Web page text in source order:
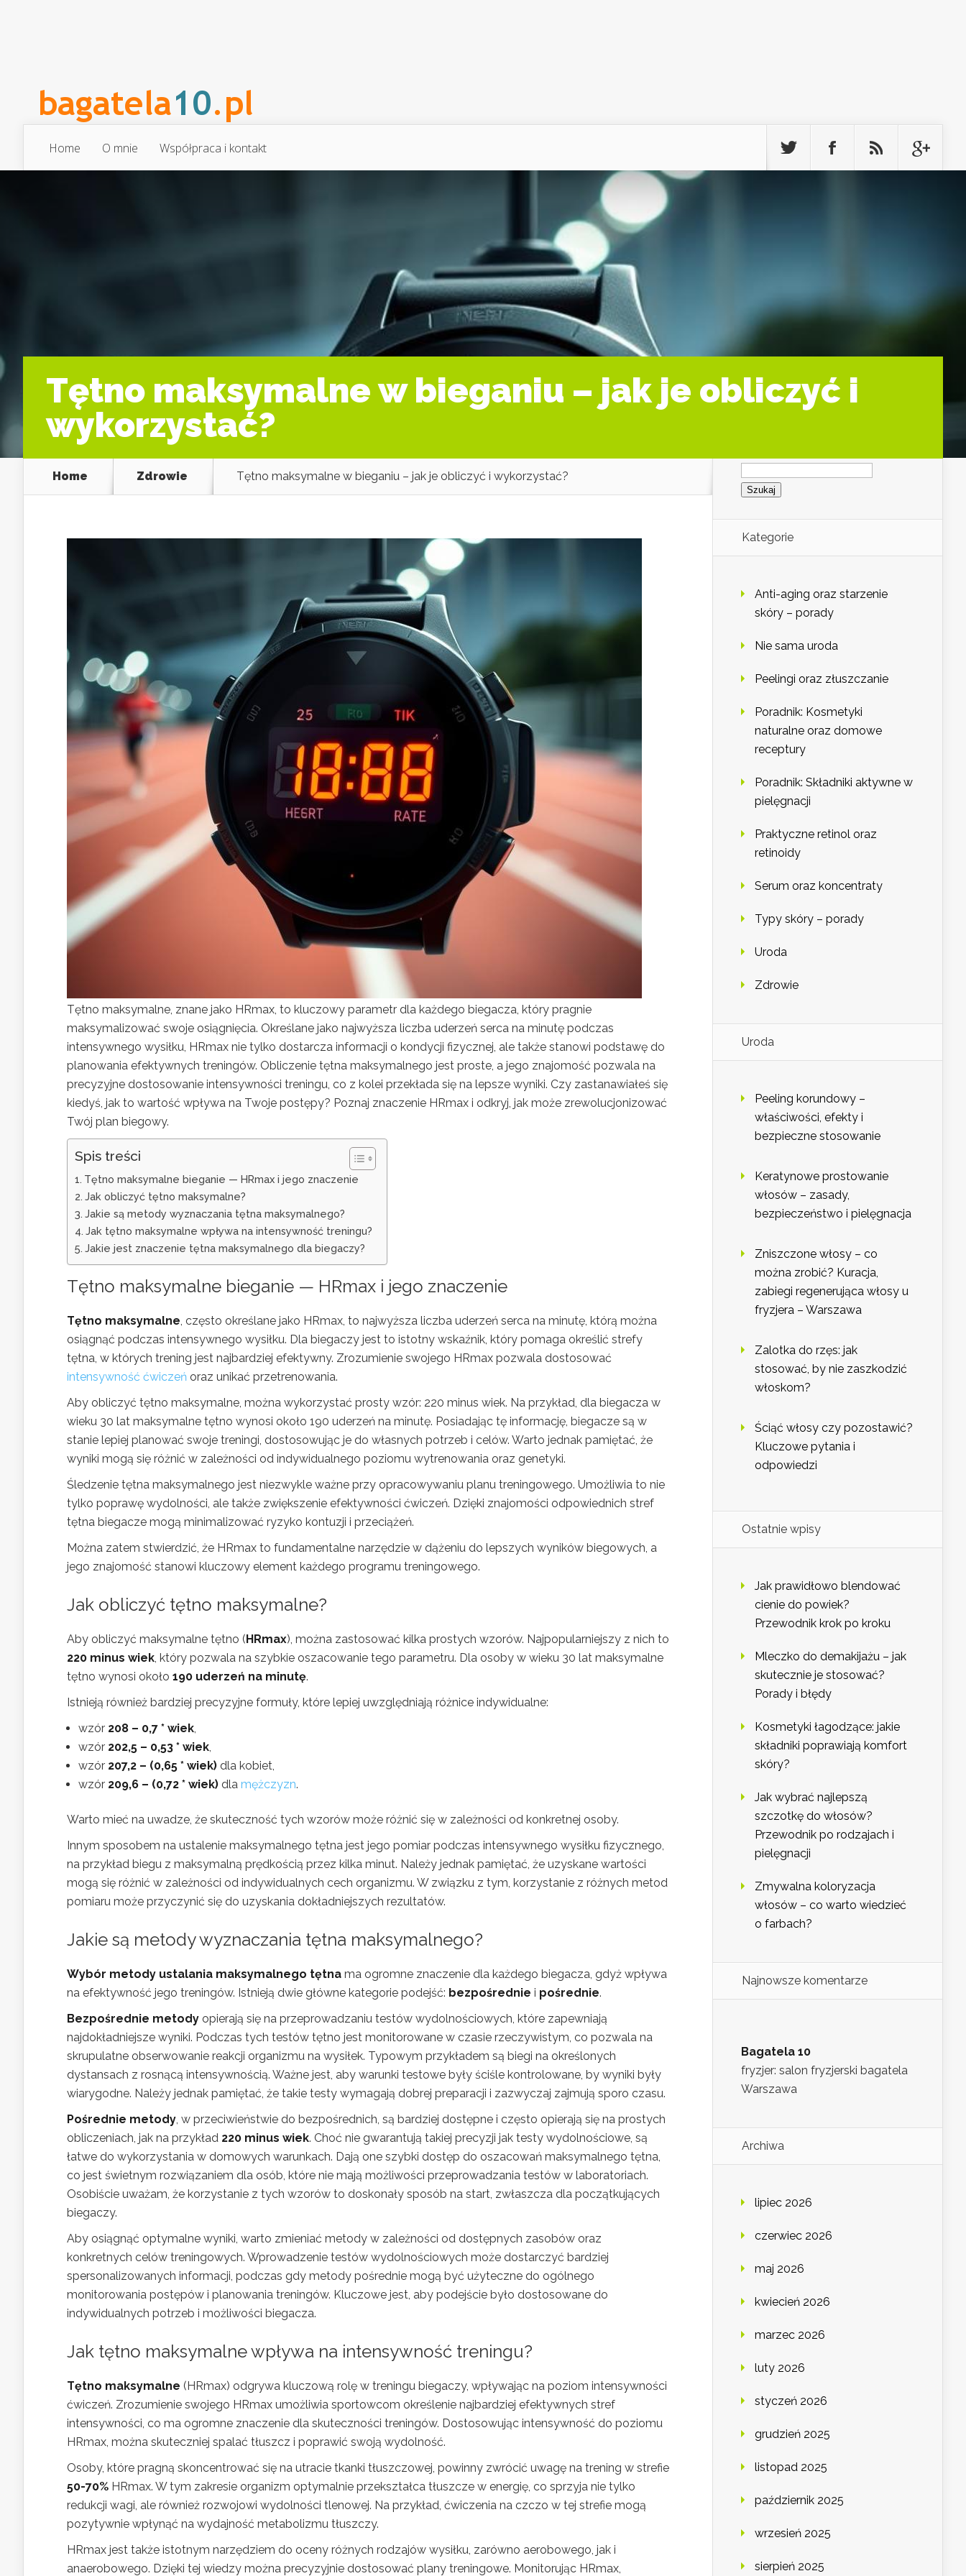
Home O mnie Współpraca i kontakt
Tętno maksymalne w bieganiu – jak je obliczyć i
wykorzystać?
Home Zdrowie Tętno maksymalne w bieganiu – jak je obliczyć i wykorzystać?
Tętno maksymalne, znane jako HRmax, to kluczowy parametr dla każdego biegacza, który pragnie
maksymalizować swoje osiągnięcia. Określane jako najwyższa liczba uderzeń serca na minutę podczas
intensywnego wysiłku, HRmax nie tylko dostarcza informacji o kondycji fizycznej, ale także stanowi podstawę do
planowania efektywnych treningów. Obliczenie tętna maksymalnego jest proste, a jego znajomość pozwala na
precyzyjne dostosowanie intensywności treningu, co z kolei przekłada się na lepsze wyniki. Czy zastanawiałeś się
kiedyś, jak to wartość wpływa na Twoje postępy? Poznaj znaczenie HRmax i odkryj, jak może zrewolucjonizować
Twój plan biegowy.
Spis treści
Tętno maksymalne bieganie — HRmax i jego znaczenie
Jak obliczyć tętno maksymalne?
Jakie są metody wyznaczania tętna maksymalnego?
Jak tętno maksymalne wpływa na intensywność treningu?
Jakie jest znaczenie tętna maksymalnego dla biegaczy?
Tętno maksymalne bieganie — HRmax i jego znaczenie
Tętno maksymalne, często określane jako HRmax, to najwyższa liczba uderzeń serca na minutę, którą można
osiągnąć podczas intensywnego wysiłku. Dla biegaczy jest to istotny wskaźnik, który pomaga określić strefy
tętna, w których trening jest najbardziej efektywny. Zrozumienie swojego HRmax pozwala dostosować
intensywność ćwiczeń oraz unikać przetrenowania.
Aby obliczyć tętno maksymalne, można wykorzystać prosty wzór: 220 minus wiek. Na przykład, dla biegacza w
wieku 30 lat maksymalne tętno wynosi około 190 uderzeń na minutę. Posiadając tę informację, biegacze są w
stanie lepiej planować swoje treningi, dostosowując je do własnych potrzeb i celów. Warto jednak pamiętać, że
wyniki mogą się różnić w zależności od indywidualnego poziomu wytrenowania oraz genetyki.
Śledzenie tętna maksymalnego jest niezwykle ważne przy opracowywaniu planu treningowego. Umożliwia to nie
tylko poprawę wydolności, ale także zwiększenie efektywności ćwiczeń. Dzięki znajomości odpowiednich stref
tętna biegacze mogą minimalizować ryzyko kontuzji i przeciążeń.
Można zatem stwierdzić, że HRmax to fundamentalne narzędzie w dążeniu do lepszych wyników biegowych, a
jego znajomość stanowi kluczowy element każdego programu treningowego.
Jak obliczyć tętno maksymalne?
Aby obliczyć maksymalne tętno (HRmax), można zastosować kilka prostych wzorów. Najpopularniejszy z nich to
220 minus wiek, który pozwala na szybkie oszacowanie tego parametru. Dla osoby w wieku 30 lat maksymalne
tętno wynosi około 190 uderzeń na minutę.
Istnieją również bardziej precyzyjne formuły, które lepiej uwzględniają różnice indywidualne:
wzór 208 – 0,7 * wiek,
wzór 202,5 – 0,53 * wiek,
wzór 207,2 – (0,65 * wiek) dla kobiet,
wzór 209,6 – (0,72 * wiek) dla mężczyzn.
Warto mieć na uwadze, że skuteczność tych wzorów może różnić się w zależności od konkretnej osoby.
Innym sposobem na ustalenie maksymalnego tętna jest jego pomiar podczas intensywnego wysiłku fizycznego,
na przykład biegu z maksymalną prędkością przez kilka minut. Należy jednak pamiętać, że uzyskane wartości
mogą się różnić w zależności od indywidualnych cech organizmu. W związku z tym, korzystanie z różnych metod
pomiaru może przyczynić się do uzyskania dokładniejszych rezultatów.
Jakie są metody wyznaczania tętna maksymalnego?
Wybór metody ustalania maksymalnego tętna ma ogromne znaczenie dla każdego biegacza, gdyż wpływa
na efektywność jego treningów. Istnieją dwie główne kategorie podejść: bezpośrednie i pośrednie.
Bezpośrednie metody opierają się na przeprowadzaniu testów wydolnościowych, które zapewniają
najdokładniejsze wyniki. Podczas tych testów tętno jest monitorowane w czasie rzeczywistym, co pozwala na
skrupulatne obserwowanie reakcji organizmu na wysiłek. Typowym przykładem są biegi na określonych
dystansach z rosnącą intensywnością. Ważne jest, aby warunki testowe były ściśle kontrolowane, by wyniki były
wiarygodne. Należy jednak pamiętać, że takie testy wymagają dobrej preparacji i zazwyczaj zajmują sporo czasu.
Pośrednie metody, w przeciwieństwie do bezpośrednich, są bardziej dostępne i często opierają się na prostych
obliczeniach, jak na przykład 220 minus wiek. Choć nie gwarantują takiej precyzji jak testy wydolnościowe, są
łatwe do wykorzystania w domowych warunkach. Dają one szybki dostęp do oszacowań maksymalnego tętna,
co jest świetnym rozwiązaniem dla osób, które nie mają możliwości przeprowadzania testów w laboratoriach.
Osobiście uważam, że korzystanie z tych wzorów to doskonały sposób na start, zwłaszcza dla początkujących
biegaczy.
Aby osiągnąć optymalne wyniki, warto zmieniać metody w zależności od dostępnych zasobów oraz
konkretnych celów treningowych. Wprowadzenie testów wydolnościowych może dostarczyć bardziej
spersonalizowanych informacji, podczas gdy metody pośrednie mogą być użyteczne do ogólnego
monitorowania postępów i planowania treningów. Kluczowe jest, aby podejście było dostosowane do
indywidualnych potrzeb i możliwości biegacza.
Jak tętno maksymalne wpływa na intensywność treningu?
Tętno maksymalne (HRmax) odgrywa kluczową rolę w treningu biegaczy, wpływając na poziom intensywności
ćwiczeń. Zrozumienie swojego HRmax umożliwia sportowcom określenie najbardziej efektywnych stref
intensywności, co ma ogromne znaczenie dla skuteczności treningów. Dostosowując intensywność do poziomu
HRmax, można skuteczniej spalać tłuszcz i poprawić swoją wydolność.
Osoby, które pragną skoncentrować się na utracie tkanki tłuszczowej, powinny zwrócić uwagę na trening w strefie
50-70% HRmax. W tym zakresie organizm optymalnie przekształca tłuszcze w energię, co sprzyja nie tylko
redukcji wagi, ale również rozwojowi wydolności tlenowej. Na przykład, ćwiczenia na czczo w tej strefie mogą
pozytywnie wpłynąć na wydajność metabolizmu tłuszczy.
HRmax jest także istotnym narzędziem do oceny różnych rodzajów wysiłku, zarówno aerobowego, jak i
anaerobowego. Dzięki tej wiedzy można precyzyjnie dostosować plany treningowe. Monitorując HRmax,
Szukaj:
Kategorie
Anti-aging oraz starzenie
skóry – porady
Nie sama uroda
Peelingi oraz złuszczanie
Poradnik: Kosmetyki
naturalne oraz domowe
receptury
Poradnik: Składniki aktywne w
pielęgnacji
Praktyczne retinol oraz
retinoidy
Serum oraz koncentraty
Typy skóry – porady
Uroda
Zdrowie
Uroda
Peeling korundowy –
właściwości, efekty i
bezpieczne stosowanie
Keratynowe prostowanie
włosów – zasady,
bezpieczeństwo i pielęgnacja
Zniszczone włosy – co
można zrobić? Kuracja,
zabiegi regenerująca włosy u
fryzjera – Warszawa
Zalotka do rzęs: jak
stosować, by nie zaszkodzić
włoskom?
Ściąć włosy czy pozostawić?
Kluczowe pytania i
odpowiedzi
Ostatnie wpisy
Jak prawidłowo blendować
cienie do powiek?
Przewodnik krok po kroku
Mleczko do demakijażu – jak
skutecznie je stosować?
Porady i błędy
Kosmetyki łagodzące: jakie
składniki poprawiają komfort
skóry?
Jak wybrać najlepszą
szczotkę do włosów?
Przewodnik po rodzajach i
pielęgnacji
Zmywalna koloryzacja
włosów – co warto wiedzieć
o farbach?
Najnowsze komentarze
Bagatela 10
fryzjer: salon fryzjerski bagatela
Warszawa
Archiwa
lipiec 2026
czerwiec 2026
maj 2026
kwiecień 2026
marzec 2026
luty 2026
styczeń 2026
grudzień 2025
listopad 2025
październik 2025
wrzesień 2025
sierpień 2025